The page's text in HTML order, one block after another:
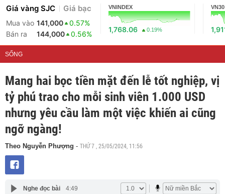
Giá vàng SJC Giá bạc
Mua vào 141,000
0.57%
Bán ra
144,000 0.56%
VNINDEX
1,768.06 0.19%
VN30
SỐNG
Mang hai bọc tiền mặt đến lễ tốt nghiệp, vị
tỷ phú trao cho mỗi sinh viên 1.000 USD
nhưng yêu cầu làm một việc khiến ai cũng
ngỡ ngàng!
Theo Nguyễn Phượng - THỨ 7 , 25/05/2024, 11:56
Nghe đọc bài 4:49